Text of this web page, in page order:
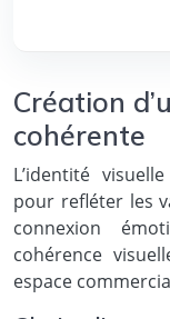
Création
cohérente
L’identité
pour refléter les
connexion
cohérence
espace